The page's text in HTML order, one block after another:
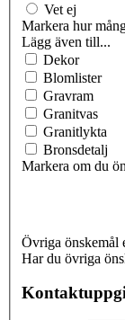
Vet ej
Markera hur
Lägg även till...
Dekor
Blomlister
Gravram
Granitvas
Granitlykta
Bronsdetalj
Markera om du
Övriga önskemål
Har du övriga